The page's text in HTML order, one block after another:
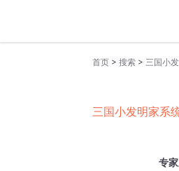
首页 > 搜索 > 三国小
三国小发明家系
专